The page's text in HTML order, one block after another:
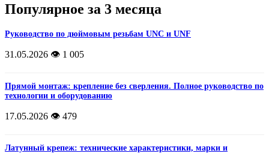
Популярное за 3 месяца
Руководство по дюймовым резьбам UNC и UNF
31.05.2026 👁️ 1 005
Прямой монтаж: крепление без сверления. Полное руководство по
технологии и оборудованию
17.05.2026 👁️ 479
Латунный крепеж: технические характеристики, марки и